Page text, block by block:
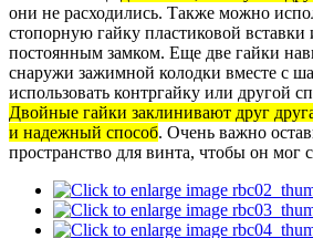
они не расходились. Также можно
стопорную гайку пластиковой
постоянным замком. Еще две гайки
снаружи зажимной колодки вместе с
использовать контргайку или другой
Двойные гайки заклинивают друг
и надежный способ. Очень важно
пространство для винта, чтобы он мог